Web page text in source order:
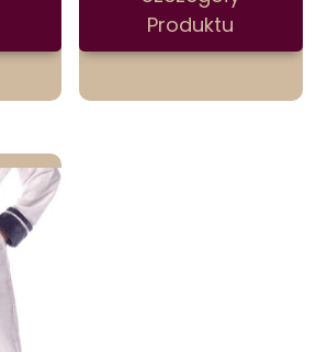
Produktu